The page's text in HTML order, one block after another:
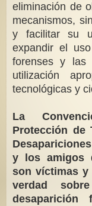
eliminación de
mecanismos,
y facilitar su
expandir el
forenses y las
utilización
tecnológicas y
La
Protección de
y los amigos
son víctimas y
verdad